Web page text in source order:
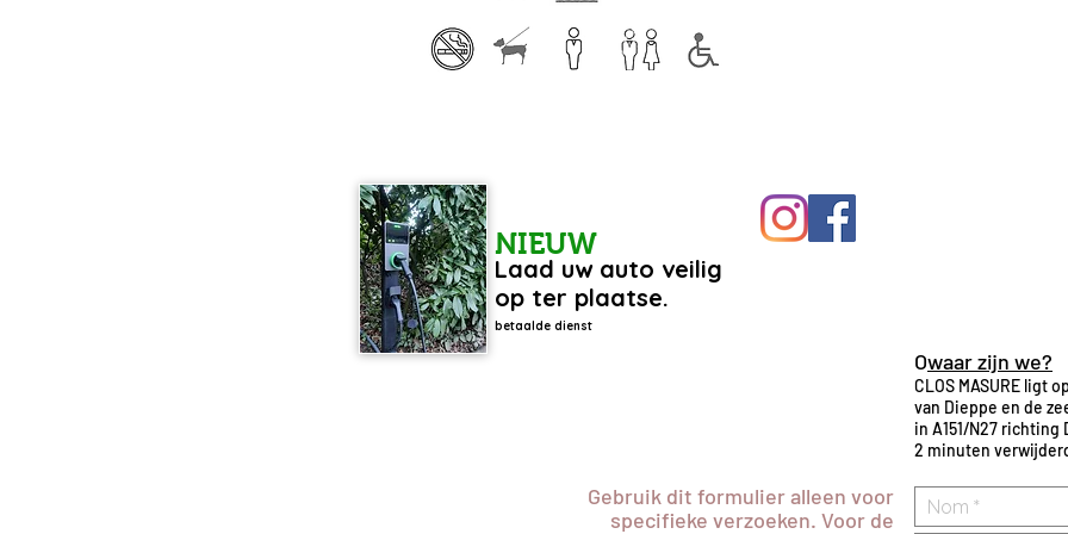
NIEUW
Laad uw auto veilig
op ter plaatse.
betaalde dienst
Gebruik dit formulier alleen voor
specifieke verzoeken. Voor de
Owaar zijn we?
CLOS MASURE ligt
van Dieppe en de
in A151/N27
2 minuten